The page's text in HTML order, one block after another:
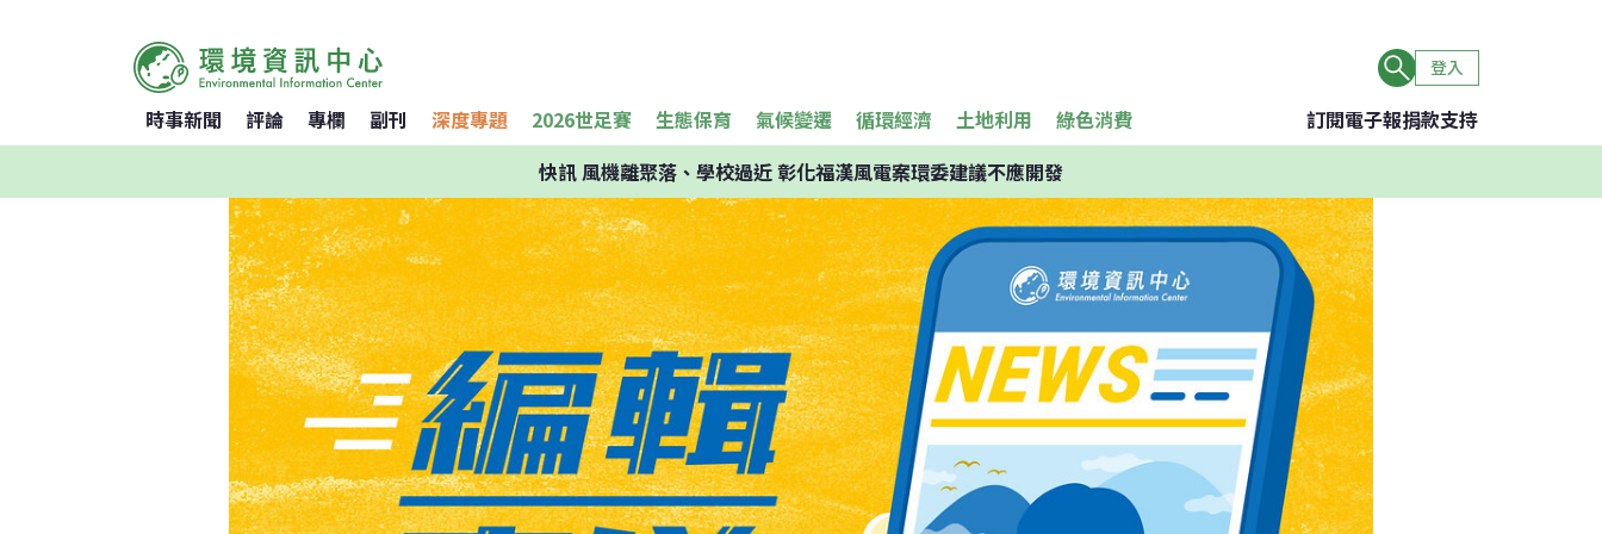
登入
時事新聞 評論 專欄 副刊 深度專題 2026世足賽 生態保育 氣候變遷 循環經濟 土地利用 綠色消費 訂閱電子報捐款支持
快訊風機離聚落、學校過近 彰化福漢風電案環委建議不應開發